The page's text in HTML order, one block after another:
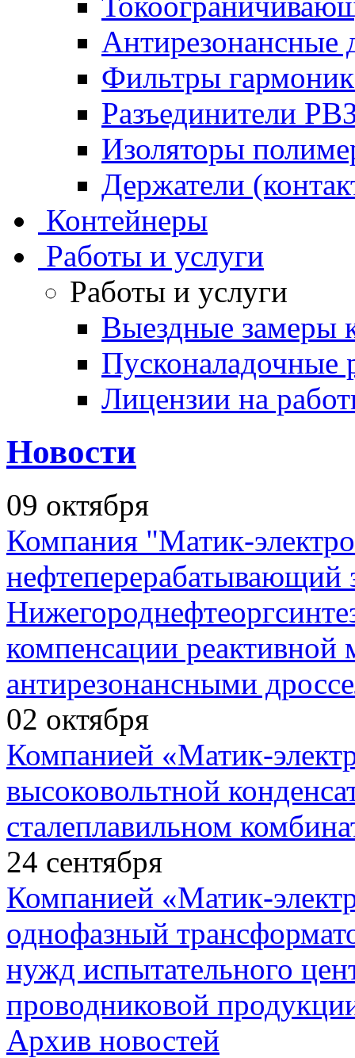
Антирезонансные
Фильтры
Разъединители
Изоляторы
Держатели
Контейнеры
Работы и услуги
Работы и услуги
Выездные замеры
Лицензии на
Новости
09 октября
Компания "Матик-
компенсации
антирезонансными
02 октября
Компанией «Матик-
высоковольтной
сталеплавильном
24 сентября
Компанией «Матик-
однофазный
нужд испытательного
проводниковой
Архив новостей